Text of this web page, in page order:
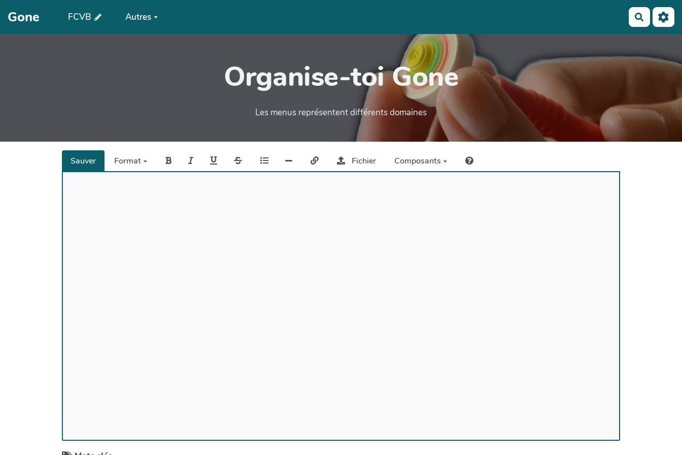
Aller au contenu principal
Gone FCVB Autres
Organise-toi Gone
Les menus représentent différents domaines
Sauver Format Fichier Composants